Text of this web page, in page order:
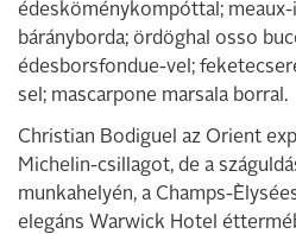
édesköménykompóttal;
bárányborda; ördöghal osso
édesborsfondue-vel;
sel; mascarpone marsala borral.
Christian Bodiguel az Orient
Michelin-csillagot, de a
munkahelyén, a Champs-
elegáns Warwick Hotel